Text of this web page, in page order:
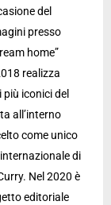
del
presso
home”
realizza
iconici del
all’interno
come unico
di
Nel 2020 è
editoriale